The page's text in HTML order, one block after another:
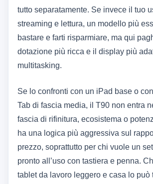
tutto separatamente. Se invece il tuo
streaming e lettura, un modello più
bastare e farti risparmiare, ma qui
dotazione più ricca e il display più
multitasking.
Se lo confronti con un iPad base o
Tab di fascia media, il T90 non entra
fascia di rifinitura, ecosistema o
ha una logica più aggressiva sul
prezzo, soprattutto per chi vuole un
pronto all’uso con tastiera e penna.
tablet da lavoro leggero e casa lo può